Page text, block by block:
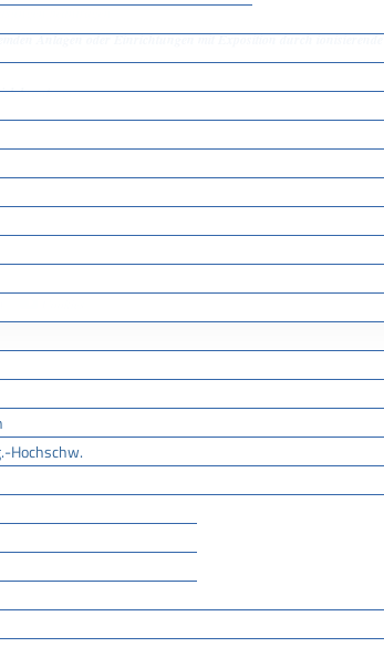
Hochschw.
beantragen
Anlagen oder Einrichtungen mit Exposition durch ionisierende
beantragen